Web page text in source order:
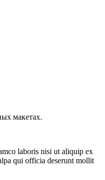
макетах.
laboris nisi ut aliquip ex
qui officia deserunt mollit